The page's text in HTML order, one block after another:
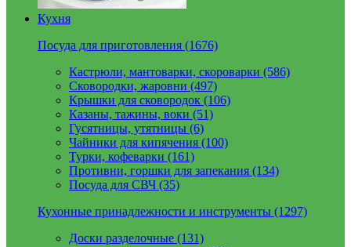
Кухня
Посуда для приготовления (1676)
Кастрюли, мантоварки, скороварки (586)
Сковородки, жаровни (497)
Крышки для сковородок (106)
Казаны, тажины, воки (51)
Гусятницы, утятницы (6)
Чайники для кипячения (100)
Турки, кофеварки (161)
Противни, горшки для запекания (134)
Посуда для СВЧ (35)
Кухонные принадлежности и инструменты (1297)
Доски разделочные (131)